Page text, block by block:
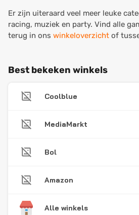
Er zijn uiteraard veel meer leuke
racing, muziek en party. Vind alle
terug in ons winkeloverzicht of
Best bekeken winkels
Coolblue
MediaMarkt
Bol
Amazon
Alle winkels